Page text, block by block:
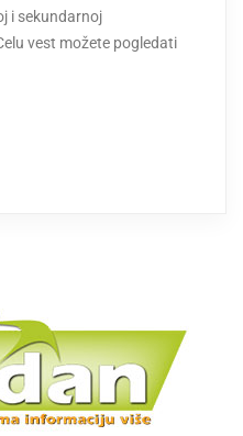
i sekundarnoj
vest možete pogledati